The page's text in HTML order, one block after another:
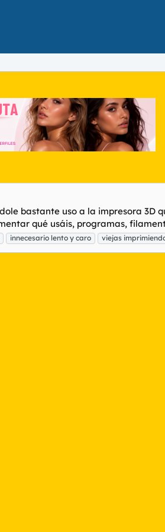
bastante uso a la impresora 3D
qué usáis, programas,
innecesario lento y caro viejas